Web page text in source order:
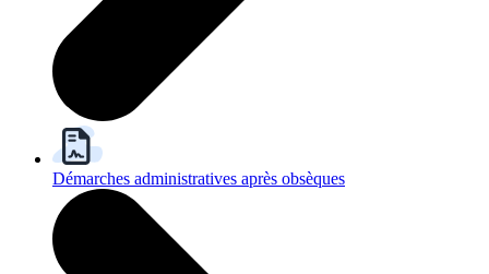
Démarches administratives après obsèques